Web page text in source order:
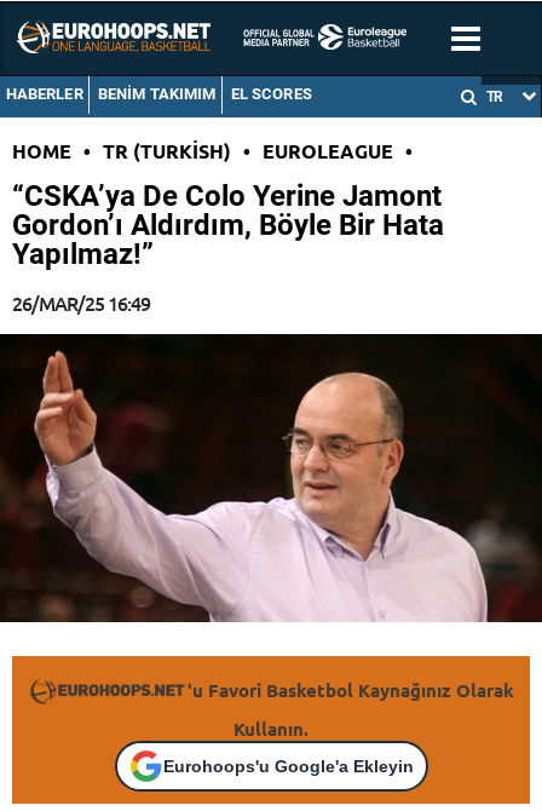
HABERLER BENIM TAKIMIM EL SCORES TR
HOME • TR (TURKISH) • EUROLEAGUE •
“CSKA’ya De Colo Yerine Jamont
Gordon’ı Aldırdım, Böyle Bir Hata
Yapılmaz!”
26/MAR/25 16:49
'u Favori Basketbol Kaynağınız Olarak
Kullanın.
Eurohoops'u Google'a Ekleyin